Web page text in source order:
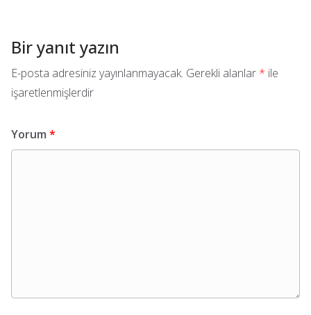
Bir yanıt yazın
E-posta adresiniz yayınlanmayacak. Gerekli alanlar * ile
işaretlenmişlerdir
Yorum *